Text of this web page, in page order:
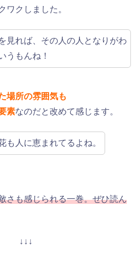
ワクしました。
見れば、その人の人となりがわ
うもんね！
場所の雰囲気も
素なのだと改めて感じます。
も人に恵まれてるよね。
さも感じられる一巻。ぜひ読ん
↓↓↓